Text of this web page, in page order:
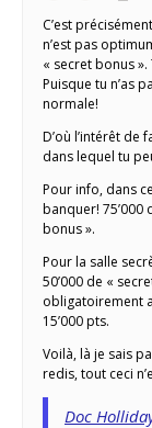
C’est
n’est pas
« secret bonus ».
Puisque tu n’as
normale!
D’où l’intérêt de
dans lequel tu
Pour info, dans
banquer! 75’000
bonus ».
Pour la salle
50’000 de «
obligatoirement
15’000 pts.
Voilà, là je sais
redis, tout ceci
Doc